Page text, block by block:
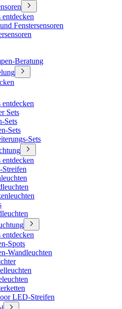
entdecken
Fenstersensoren
Beratung
entdecken
Sets
Sets
Sets
Sets
entdecken
entdecken
Spots
Wandleuchten
LED-Streifen